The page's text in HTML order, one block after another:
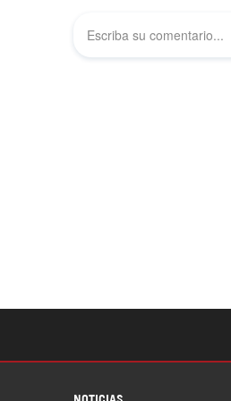
NOTICIAS